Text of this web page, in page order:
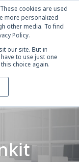
cookies are used
more personalized
other media. To find
Policy.
our site. But in
to use just one
choice again.